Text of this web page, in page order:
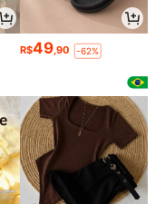
R$49,90 -62%